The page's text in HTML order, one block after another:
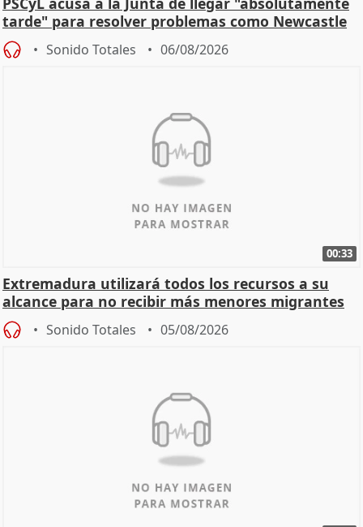
tarde" para resolver problemas como Newcastle
Sonido Totales 06/08/2026
00:33
Extremadura utilizará todos los recursos a su
alcance para no recibir más menores migrantes
Sonido Totales 05/08/2026